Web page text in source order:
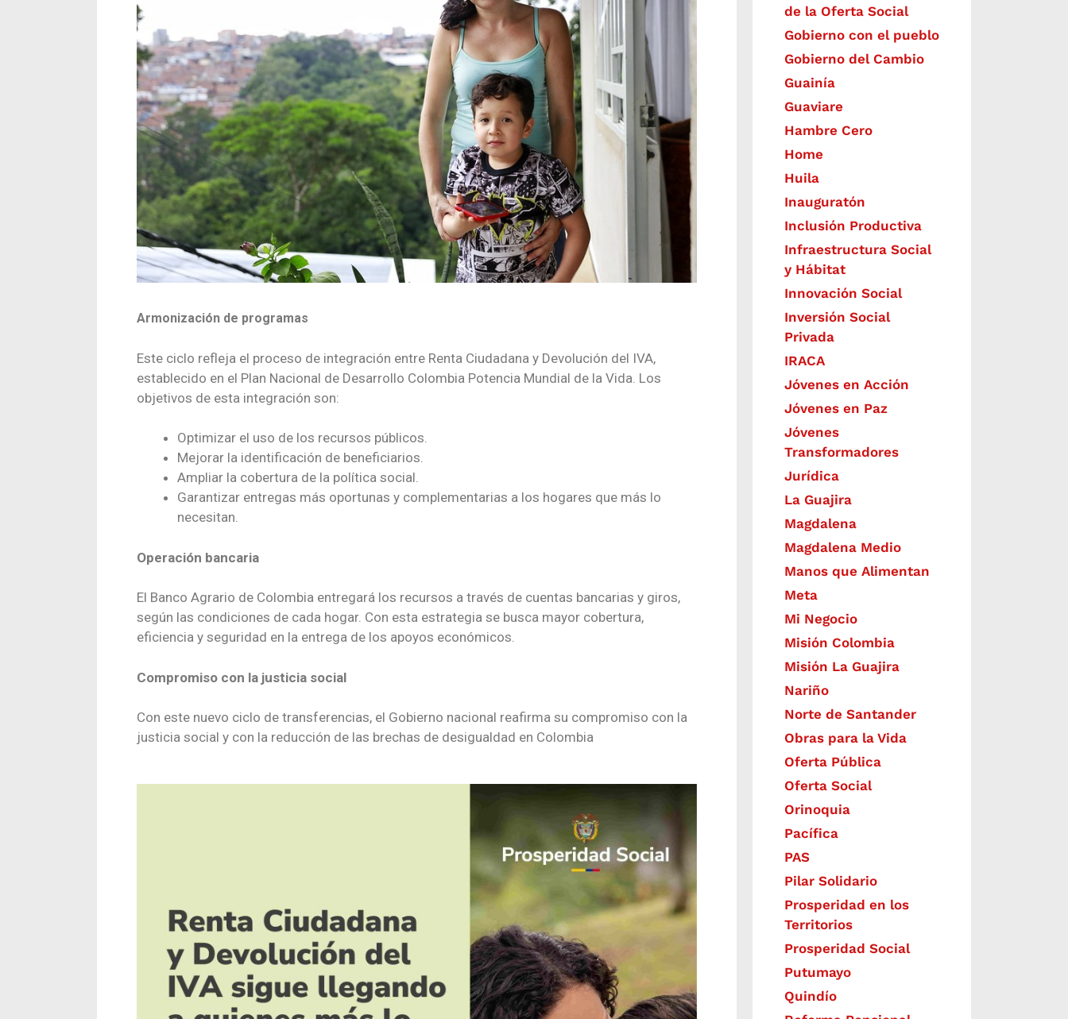
Armonización de programas
Este ciclo refleja el proceso de integración entre Renta Ciudadana y Devolución del IVA,
establecido en el Plan Nacional de Desarrollo Colombia Potencia Mundial de la Vida. Los
objetivos de esta integración son:
Optimizar el uso de los recursos públicos.
Mejorar la identificación de beneficiarios.
Ampliar la cobertura de la política social.
Garantizar entregas más oportunas y complementarias a los hogares que más lo
necesitan.
Operación bancaria
El Banco Agrario de Colombia entregará los recursos a través de cuentas bancarias y giros,
según las condiciones de cada hogar. Con esta estrategia se busca mayor cobertura,
eficiencia y seguridad en la entrega de los apoyos económicos.
Compromiso con la justicia social
Con este nuevo ciclo de transferencias, el Gobierno nacional reafirma su compromiso con la
justicia social y con la reducción de las brechas de desigualdad en Colombia
de la Oferta Social
Gobierno con el pueblo
Gobierno del Cambio
Guainía
Guaviare
Hambre Cero
Home
Huila
Inauguratón
Inclusión Productiva
Infraestructura Social
y Hábitat
​Innovación Social
Inversión Social
Privada
IRACA
Jóvenes en Acción
Jóvenes en Paz
Jóvenes
Transformadores
Jurídica
La Guajira
Magdalena
Magdalena Medio
Manos que Alimentan
Meta
Mi Negocio
Misión Colombia
Misión La Guajira
Nariño
Norte de Santander
Obras para la Vida
Oferta Pública
Oferta Social​​
Orinoquia
Pacífica
PAS
Pilar Solidario
Prosperidad en los
Territorios
Prosperidad Social
Putumayo
Quindío